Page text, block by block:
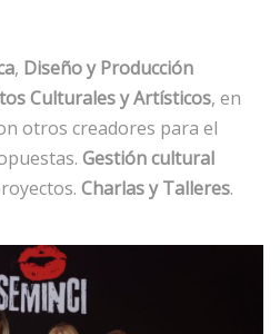
, Diseño y Producción
Culturales y Artísticos, en
otros creadores para el
Gestión cultural
Charlas y Talleres.